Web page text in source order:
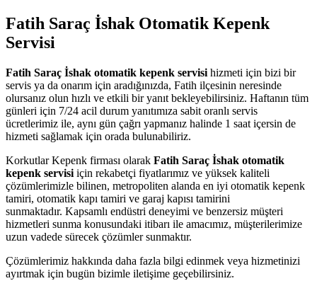
Fatih Saraç İshak Otomatik Kepenk
Servisi
Fatih Saraç İshak otomatik kepenk servisi hizmeti için bizi bir
servis ya da onarım için aradığınızda, Fatih ilçesinin neresinde
olursanız olun hızlı ve etkili bir yanıt bekleyebilirsiniz. Haftanın tüm
günleri için 7/24 acil durum yanıtımıza sabit oranlı servis
ücretlerimiz ile, aynı gün çağrı yapmanız halinde 1 saat içersin de
hizmeti sağlamak için orada bulunabiliriz.
Korkutlar Kepenk firması olarak Fatih Saraç İshak otomatik
kepenk servisi için rekabetçi fiyatlarımız ve yüksek kaliteli
çözümlerimizle bilinen, metropoliten alanda en iyi otomatik kepenk
tamiri, otomatik kapı tamiri ve garaj kapısı tamirini
sunmaktadır. Kapsamlı endüstri deneyimi ve benzersiz müşteri
hizmetleri sunma konusundaki itibarı ile amacımız, müşterilerimize
uzun vadede sürecek çözümler sunmaktır.
Çözümlerimiz hakkında daha fazla bilgi edinmek veya hizmetinizi
ayırtmak için bugün bizimle iletişime geçebilirsiniz.